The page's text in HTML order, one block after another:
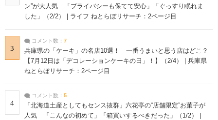
ン”が大人気 「プライバシーも保てて安心」「ぐっすり眠れま
した」（2/2） | ライフ ねとらぼリサーチ：2ページ目
3
コメント数： 7
兵庫県の「ケーキ」の名店10選！ 一番うまいと思う店はどこ？
【7月12日は「デコレーションケーキの日」！】（2/4） | 兵庫県
ねとらぼリサーチ：2ページ目
4
コメント数： 5
「北海道土産としてもセンス抜群」六花亭の“店舗限定”お菓子が
人気 「こんなの初めて」「箱買いするべきだった」（1/2） |